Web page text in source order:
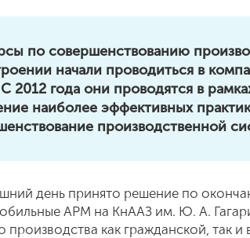
по совершенствованию
начали проводиться в
С 2012 года они проводятся в
наиболее эффективных
производственной
день принято решение по
АРМ на КнААЗ им. Ю. А.
производства как гражданской, так